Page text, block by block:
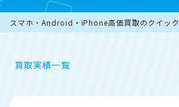
スマホ・Android・iPhone高価買取のクイック
買取実績一覧